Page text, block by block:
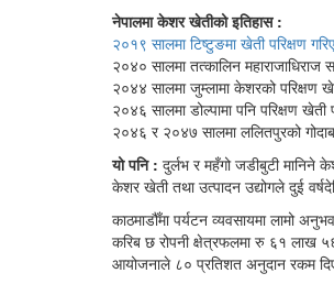
नेपालमा केशर खेतीको इतिहास :
२०१९ सालमा टिष्टुङमा खेती परिक्षण
२०४० सालमा तत्कालिन महाराजाधिराज
२०४४ सालमा जुम्लामा केशरको परिक्षण
२०४६ सालमा डोल्पामा पनि परिक्षण खेती
२०४६ र २०४७ सालमा ललितपुरको
यो पनि : दुर्लभ र महँगो जडीबुटी मानिने
केशर खेती तथा उत्पादन उद्योगले दुई
काठमाडौँमा पर्यटन व्यवसायमा लामो
करिब छ रोपनी क्षेत्रफलमा रु ६१ लाख
आयोजनाले ८० प्रतिशत अनुदान रकम